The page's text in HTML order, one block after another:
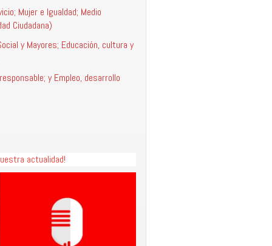
Mujer e Igualdad; Medio
Ciudadana)
y Mayores; Educación, cultura y
y Empleo, desarrollo
actualidad!